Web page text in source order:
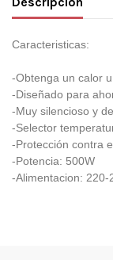
Caracteristicas:
-Obtenga un calor
-Diseñado para
-Muy silencioso y
-Selector
-Protección contra
-Potencia: 500W
-Alimentacion: 220-